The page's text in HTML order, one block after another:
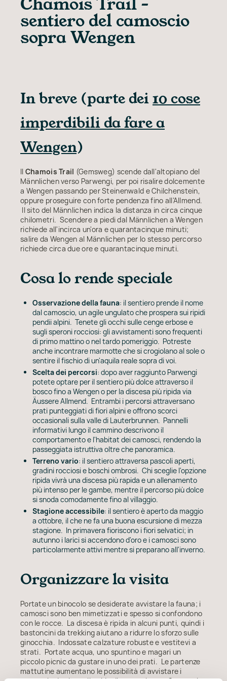
sentiero del camoscio
sopra Wengen
In breve (parte dei 10 cose
imperdibili da fare a
Wengen)
Il Chamois Trail (Gemsweg) scende dall'altopiano del
Männlichen verso Parwengi, per poi risalire dolcemente
a Wengen passando per Steinenwald e Chilchenstein,
oppure proseguire con forte pendenza fino all'Allmend.
Il sito del Männlichen indica la distanza in circa cinque
chilometri. Scendere a piedi dal Männlichen a Wengen
richiede all'incirca un'ora e quarantacinque minuti;
salire da Wengen al Männlichen per lo stesso percorso
richiede circa due ore e quarantacinque minuti.
Cosa lo rende speciale
Osservazione della fauna: il sentiero prende il nome
dal camoscio, un agile ungulato che prospera sui ripidi
pendii alpini. Tenete gli occhi sulle cenge erbose e
sugli speroni rocciosi: gli avvistamenti sono frequenti
di primo mattino o nel tardo pomeriggio. Potreste
anche incontrare marmotte che si crogiolano al sole o
sentire il fischio di un'aquila reale sopra di voi.
Scelta dei percorsi: dopo aver raggiunto Parwengi
potete optare per il sentiero più dolce attraverso il
bosco fino a Wengen o per la discesa più ripida via
Äussere Allmend. Entrambi i percorsi attraversano
prati punteggiati di fiori alpini e offrono scorci
occasionali sulla valle di Lauterbrunnen. Pannelli
informativi lungo il cammino descrivono il
comportamento e l'habitat dei camosci, rendendo la
passeggiata istruttiva oltre che panoramica.
Terreno vario: il sentiero attraversa pascoli aperti,
gradini rocciosi e boschi ombrosi. Chi sceglie l'opzione
ripida vivrà una discesa più rapida e un allenamento
più intenso per le gambe, mentre il percorso più dolce
si snoda comodamente fino al villaggio.
Stagione accessibile: il sentiero è aperto da maggio
a ottobre, il che ne fa una buona escursione di mezza
stagione. In primavera fioriscono i fiori selvatici; in
autunno i larici si accendono d'oro e i camosci sono
particolarmente attivi mentre si preparano all'inverno.
Organizzare la visita
Portate un binocolo se desiderate avvistare la fauna; i
camosci sono ben mimetizzati e spesso si confondono
con le rocce. La discesa è ripida in alcuni punti, quindi i
bastoncini da trekking aiutano a ridurre lo sforzo sulle
ginocchia. Indossate calzature robuste e vestitevi a
strati. Portate acqua, uno spuntino e magari un
piccolo picnic da gustare in uno dei prati. Le partenze
mattutine aumentano le possibilità di avvistare i